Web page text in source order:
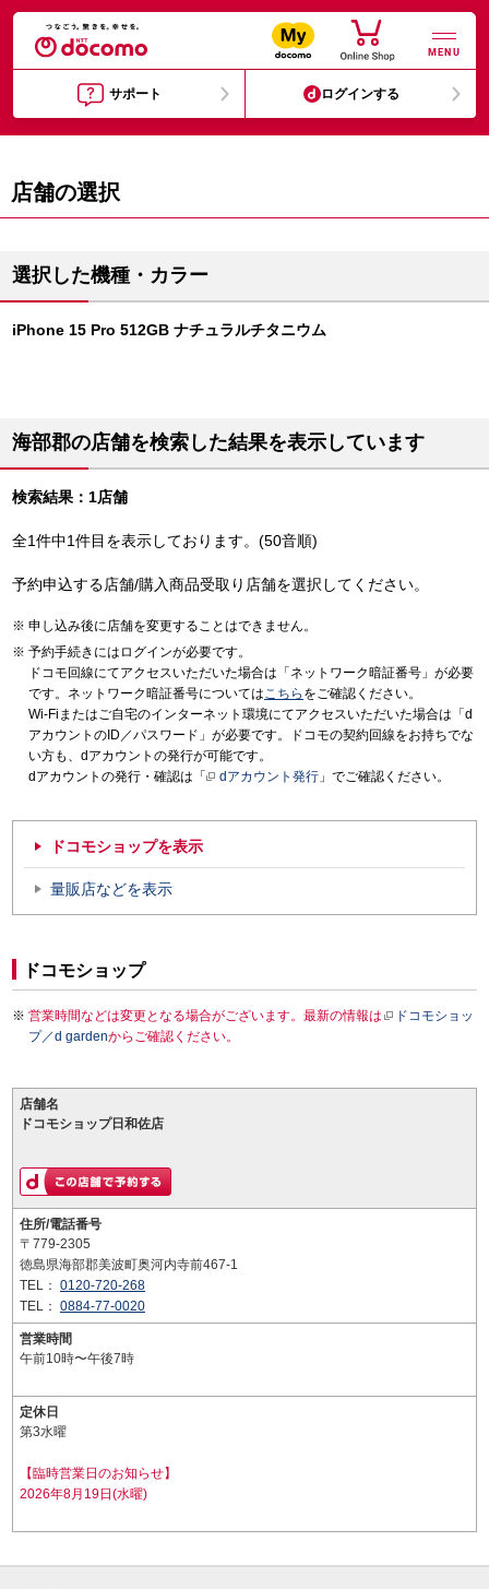
MENU
サポート ログインする
店舗の選択
選択した機種・カラー
iPhone 15 Pro 512GB ナチュラルチタニウム
海部郡の店舗を検索した結果を表示しています
検索結果：1店舗
全1件中1件目を表示しております。(50音順)
予約申込する店舗/購入商品受取り店舗を選択してください。
申し込み後に店舗を変更することはできません。
予約手続きにはログインが必要です。
ドコモ回線にてアクセスいただいた場合は「ネットワーク暗証番号」が必要
です。ネットワーク暗証番号についてはこちら をご確認ください。
Wi-Fiまたはご自宅のインターネット環境にてアクセスいただいた場合は「d
アカウントのID／パスワード」が必要です。ドコモの契約回線をお持ちでな
い方も、dアカウントの発行が可能です。
dアカウントの発行・確認は「
dアカウント発行 」でご確認ください。
ドコモショップを表示
量販店などを表示
ドコモショップ
営業時間などは変更となる場合がございます。最新の情報は
ドコモショッ
プ／d gardenからご確認ください。
店舗名
ドコモショップ日和佐店
住所/電話番号
〒779-2305
徳島県海部郡美波町奥河内寺前467-1
TEL： 0120-720-268
TEL： 0884-77-0020
営業時間
午前10時〜午後7時
定休日
第3水曜
【臨時営業日のお知らせ】
2026年8月19日(水曜)